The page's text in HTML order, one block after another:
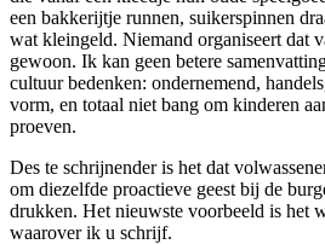
een bakkerijtje runnen, suikerspinnen
wat kleingeld. Niemand organiseert dat
gewoon. Ik kan geen betere
cultuur bedenken: ondernemend,
vorm, en totaal niet bang om kinderen
proeven.
Des te schrijnender is het dat
om diezelfde proactieve geest bij de
drukken. Het nieuwste voorbeeld is het
waarover ik u schrijf.